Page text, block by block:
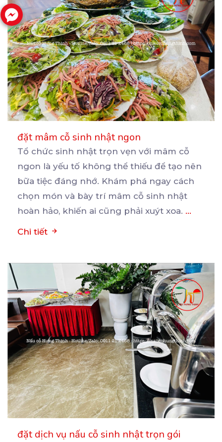
đặt mâm cỗ sinh nhật ngon
Tổ chức sinh nhật trọn vẹn với mâm cỗ
ngon là yếu tố không thể thiếu để tạo nên
bữa tiệc đáng nhớ. Khám phá ngay cách
chọn món và bày trí mâm cỗ sinh nhật
hoàn hảo, khiến ai cũng phải xuýt xoa. ...
Chi tiết
đặt dịch vụ nấu cỗ sinh nhật trọn gói